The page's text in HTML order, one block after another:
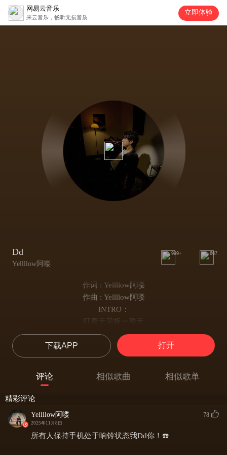
网易云音乐
来云音乐，畅听无损音质
立即体验
Dd
Yellllow阿喽
999+ 667
作词 : Yellllow阿喽
作曲 : Yellllow阿喽
INTRO：
盯着天花板一整天
想说的话已经挂到了嘴边
现在我们离得多远
能不能见到你在下次睁眼
希望许的愿能有后来
HOOK:
下载APP 打开
评论 相似歌曲 相似歌单
精彩评论
Yellllow阿喽
2025年11月8日
78
所有人保持手机处于响铃状态我Dd你！☎️